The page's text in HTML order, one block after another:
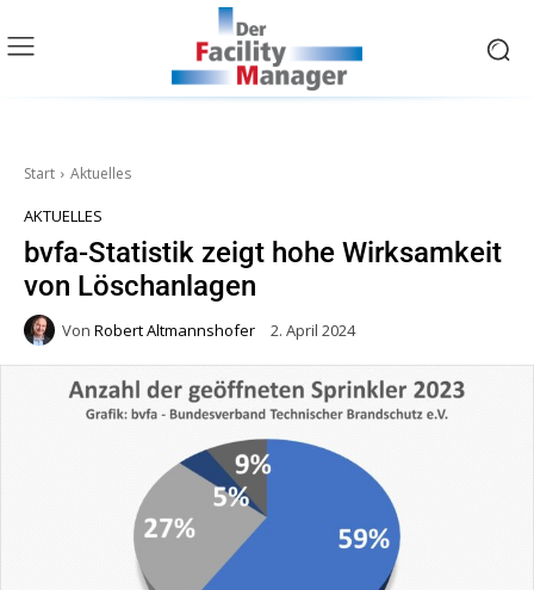
Start Aktuelles
AKTUELLES
bvfa-Statistik zeigt hohe Wirksamkeit
von Löschanlagen
Von Robert Altmannshofer 2. April 2024